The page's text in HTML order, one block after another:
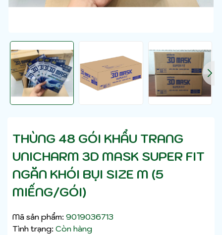
THÙNG 48 GÓI KHẨU TRANG
UNICHARM 3D MASK SUPER FIT
NGĂN KHÓI BỤI SIZE M (5
MIẾNG/GÓI)
Mã sản phẩm: 9019036713
Tình trạng: Còn hàng